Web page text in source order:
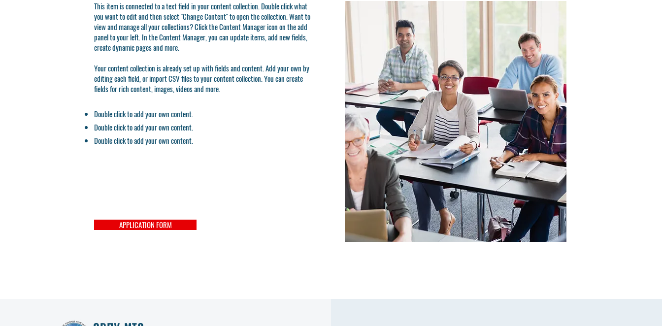
This item is connected to a text field in your content collection. Double click what
you want to edit and then select "Change Content" to open the collection. Want to
view and manage all your collections? Click the Content Manager icon on the add
panel to your left. In the Content Manager, you can update items, add new fields,
create dynamic pages and more.
Your content collection is already set up with fields and content. Add your own by
editing each field, or import CSV files to your content collection. You can create
fields for rich content, images, videos and more.
Double click to add your own content.
Double click to add your own content.
Double click to add your own content.
APPLICATION FORM